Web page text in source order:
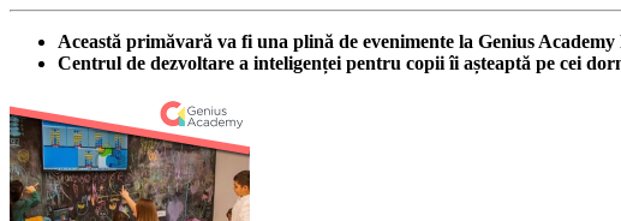
Această primăvară va fi una plină de evenimente la Genius Academy
Centrul de dezvoltare a inteligenței pentru copii îi așteaptă pe cei